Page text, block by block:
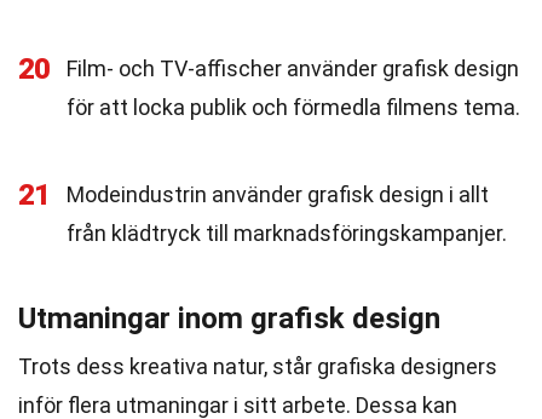
20
Film- och TV-affischer använder grafisk design
för att locka publik och förmedla filmens tema.
21
Modeindustrin använder grafisk design i allt
från klädtryck till marknadsföringskampanjer.
Utmaningar inom grafisk design
Trots dess kreativa natur, står grafiska designers
inför flera utmaningar i sitt arbete. Dessa kan